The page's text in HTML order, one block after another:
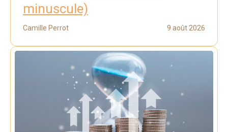
minuscule)
Camille Perrot 9 août 2026